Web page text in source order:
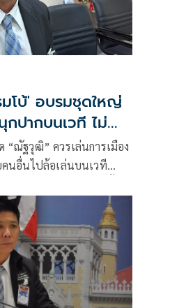
โบ้' อบรมชุดใหญ่
ปากบนเวที ไม่
ณัฐวุฒิ” ควรเล่นการเมือง
คนอื่นไปล้อเล่นบนเวที
วรเลือกเข้าไปเป็น ส.ส.